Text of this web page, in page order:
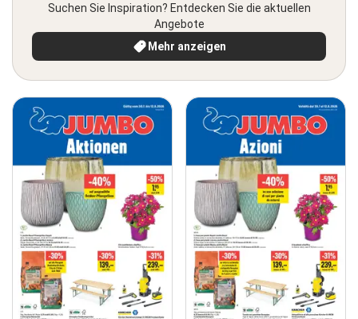
Suchen Sie Inspiration? Entdecken Sie die aktuellen
Angebote
Mehr anzeigen